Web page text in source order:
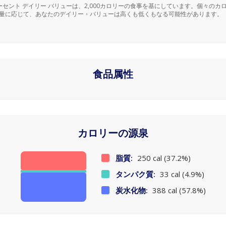
ント デイリー バリューは、2,000カロリーの食事を基にしています。個々のカ
に応じて、あなたのデイリー・バリューは高くも低くもなる可能性があります。
食品属性
カロリーの源泉
脂質: 250 cal (37.2%)
タンパク質: 33 cal (4.9%)
炭水化物: 388 cal (57.8%)